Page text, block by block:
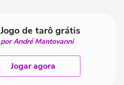
Jogo de tarô grátis
por André Mantovanni
Jogar agora